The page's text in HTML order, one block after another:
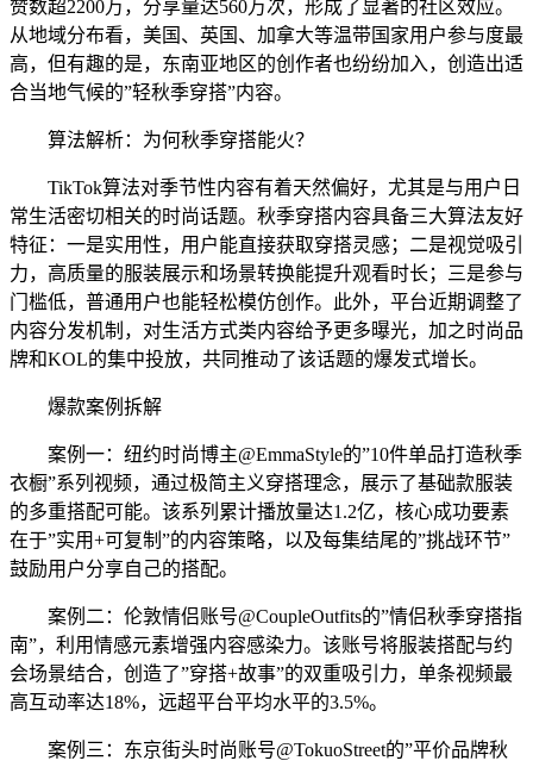
赞数超2200万，分享量达560万次，形成了显著的社区效应。
从地域分布看，美国、英国、加拿大等温带国家用户参与度最
高，但有趣的是，东南亚地区的创作者也纷纷加入，创造出适
合当地气候的”轻秋季穿搭”内容。
算法解析：为何秋季穿搭能火？
TikTok算法对季节性内容有着天然偏好，尤其是与用户日
常生活密切相关的时尚话题。秋季穿搭内容具备三大算法友好
特征：一是实用性，用户能直接获取穿搭灵感；二是视觉吸引
力，高质量的服装展示和场景转换能提升观看时长；三是参与
门槛低，普通用户也能轻松模仿创作。此外，平台近期调整了
内容分发机制，对生活方式类内容给予更多曝光，加之时尚品
牌和KOL的集中投放，共同推动了该话题的爆发式增长。
爆款案例拆解
案例一：纽约时尚博主@EmmaStyle的”10件单品打造秋季
衣橱”系列视频，通过极简主义穿搭理念，展示了基础款服装
的多重搭配可能。该系列累计播放量达1.2亿，核心成功要素
在于”实用+可复制”的内容策略，以及每集结尾的”挑战环节”
鼓励用户分享自己的搭配。
案例二：伦敦情侣账号@CoupleOutfits的”情侣秋季穿搭指
南”，利用情感元素增强内容感染力。该账号将服装搭配与约
会场景结合，创造了”穿搭+故事”的双重吸引力，单条视频最
高互动率达18%，远超平台平均水平的3.5%。
案例三：东京街头时尚账号@TokuoStreet的”平价品牌秋